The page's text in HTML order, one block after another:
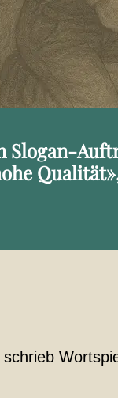
Slogan-